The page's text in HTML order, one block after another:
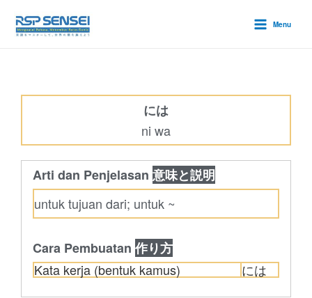
konten
Menu
Menu
には
ni wa
Arti dan Penjelasan 意味と説明
untuk tujuan dari; untuk ~
Cara Pembuatan 作り方
Kata kerja (bentuk kamus)
には